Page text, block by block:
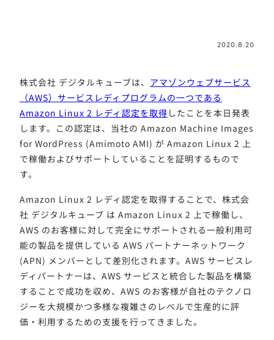
2020.8.20
株式会社 デジタルキューブは、 アマゾンウェブサービス
（AWS）サービスレディプログラムの一つである
Amazon Linux 2 レディ認定を取得 したことを本日発表
します。この認定は、当社の Amazon Machine Images
for WordPress (Amimoto AMI) が Amazon Linux 2 上
で稼働およびサポートしていることを証明するもので
す。
Amazon Linux 2 レディ認定を取得することで、株式会
社 デジタルキューブ は Amazon Linux 2 上で稼働し、
AWS のお客様に対して完全にサポートされる一般利用可
能の製品を提供している AWS パートナーネットワーク
(APN) メンバーとして差別化されます。AWS サービスレ
ディパートナーは、AWS サービスと統合した製品を構築
することで成功を収め、AWS のお客様が自社のテクノロ
ジーを大規模かつ多様な複雑さのレベルで生産的に評
価・利用するための支援を行ってきました。